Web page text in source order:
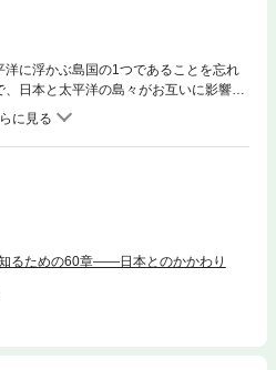
に浮かぶ島国の1つであることを忘れ
日本と太平洋の島々がお互いに影響を
平洋諸島の側から描き出し、新たな視
意欲作。
るための60章――日本とのかかわり